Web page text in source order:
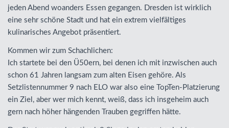
jeden Abend woanders Essen gegangen. Dresden ist wirklich
eine sehr schöne Stadt und hat ein extrem vielfältiges
kulinarisches Angebot präsentiert.
Kommen wir zum Schachlichen:
Ich startete bei den Ü50ern, bei denen ich mit inzwischen auch
schon 61 Jahren langsam zum alten Eisen gehöre. Als
Setzlistennummer 9 nach ELO war also eine TopTen-Platzierung
ein Ziel, aber wer mich kennt, weiß, dass ich insgeheim auch
gern nach höher hängenden Trauben gegriffen hätte.